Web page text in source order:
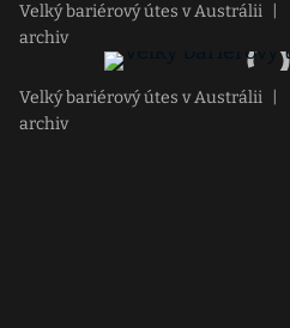
Velký bariérový útes v Austrálii
archiv
Velký bariérový útes v Austrálii
archiv